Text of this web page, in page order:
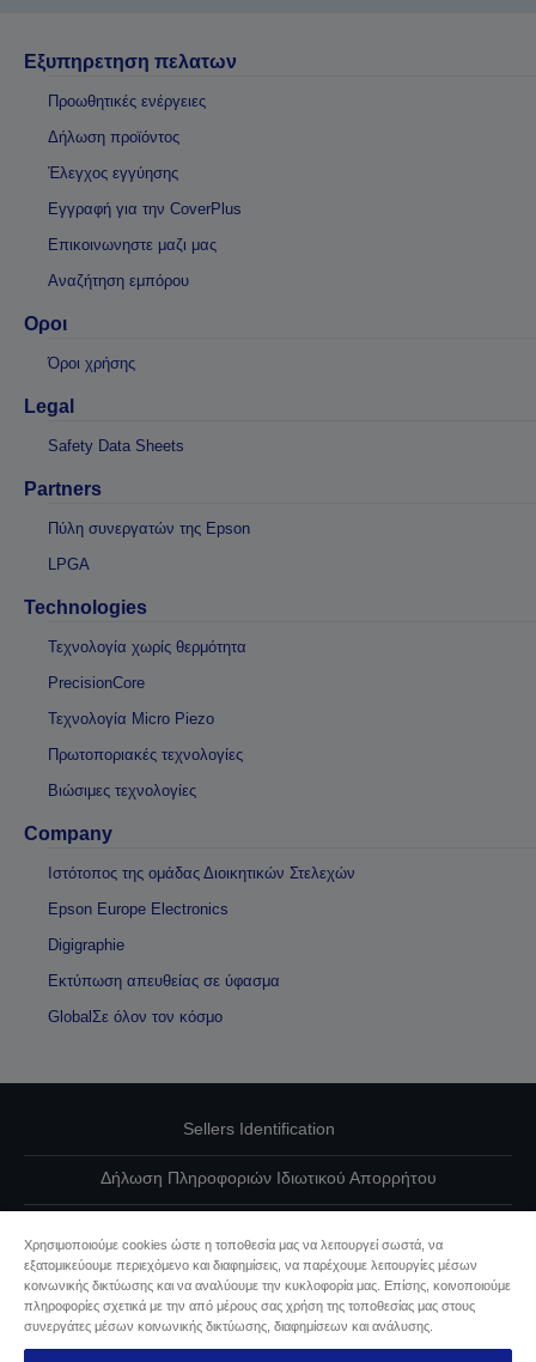
Εξυπηρετηση πελατων
Προωθητικές ενέργειες
Δήλωση προϊόντος
Έλεγχος εγγύησης
Εγγραφή για την CoverPlus
Επικοινωνηστε μαζι μας
Αναζήτηση εμπόρου
Οροι
Όροι χρήσης
Legal
Safety Data Sheets
Partners
Πύλη συνεργατών της Epson
LPGA
Technologies
Τεχνολογία χωρίς θερμότητα
PrecisionCore
Τεχνολογία Micro Piezo
Πρωτοποριακές τεχνολογίες
Βιώσιμες τεχνολογίες
Company
Ιστότοπος της ομάδας Διοικητικών Στελεχών
Epson Europe Electronics
Digigraphie
Εκτύπωση απευθείας σε ύφασμα
GlobalΣε όλον τον κόσμο
Sellers Identification
Δήλωση Πληροφοριών Ιδιωτικού Απορρήτου
Επικοινωνήστε μαζί μας για τα δεδομένα σας
Πληροφορίες σχετικά με τα cookie
Χρησιμοποιούμε cookies ώστε η τοποθεσία μας να λειτουργεί σωστά, να
εξατομικεύουμε περιεχόμενο και διαφημίσεις, να παρέχουμε λειτουργίες μέσων
κοινωνικής δικτύωσης και να αναλύουμε την κυκλοφορία μας. Επίσης, κοινοποιούμε
πληροφορίες σχετικά με την από μέρους σας χρήση της τοποθεσίας μας στους
συνεργάτες μέσων κοινωνικής δικτύωσης, διαφημίσεων και ανάλυσης.